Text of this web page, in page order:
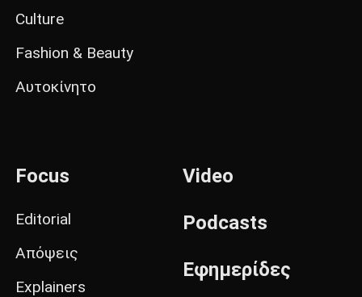
Culture
Fashion & Beauty
Αυτοκίνητο
Focus
Editorial
Απόψεις
Explainers
Video
Podcasts
Εφημερίδες